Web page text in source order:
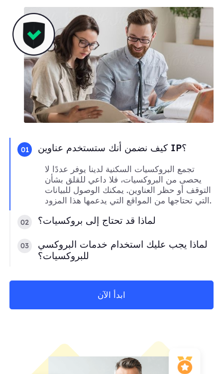
01 كيف نضمن أنك ستستخدم عناوين IP؟
تجمع البروكسيات السكنية لدينا يوفر عددًا لا
يحصى من البروكسيات، فلا داعي للقلق بشأن
التوقف أو حظر العناوين. يمكنك الوصول للبيانات
التي تحتاجها من المواقع التي يدعمها هذا المزود.
02 لماذا قد تحتاج إلى بروكسيات؟
03
لماذا يجب عليك استخدام خدمات البروكسي
للبروكسيات؟
ابدأ الآن